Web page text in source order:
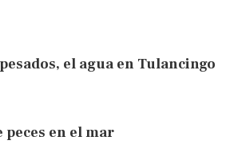
el agua en Tulancingo
peces en el mar